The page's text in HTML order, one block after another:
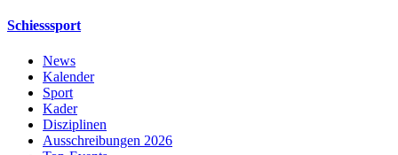
Schiesssport
News
Kalender
Sport
Kader
Disziplinen
Ausschreibungen 2026